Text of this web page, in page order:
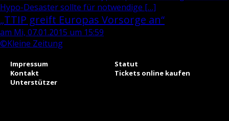
Hypo-Desaster sollte für notwendige […]
„TTIP greift Europas Vorsorge an“
am Mi, 07.01.2015 um 15:59
©Kleine Zeitung
Impressum
Statut
Kontakt
Tickets online kaufen
Unterstützer